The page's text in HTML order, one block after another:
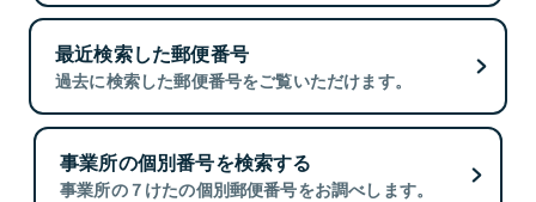
最近検索した郵便番号
過去に検索した郵便番号をご覧いただけます。
事業所の個別番号を検索する
事業所の７けたの個別郵便番号をお調べします。